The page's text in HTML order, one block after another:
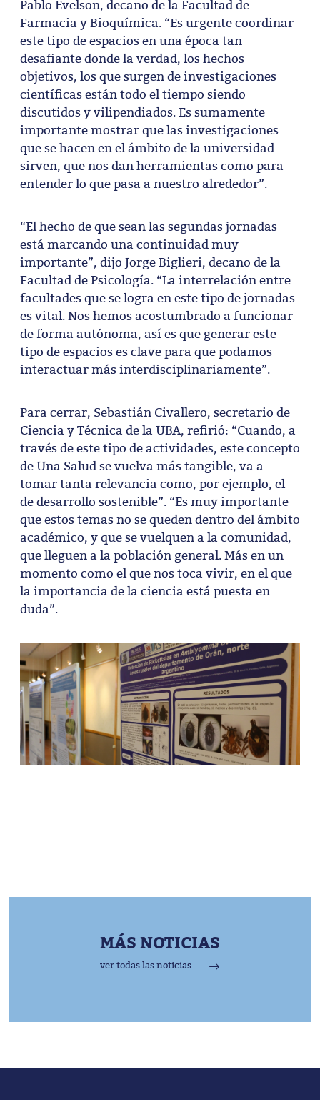
Pablo Evelson, decano de la Facultad de
Farmacia y Bioquímica. “Es urgente coordinar
este tipo de espacios en una época tan
desafiante donde la verdad, los hechos
objetivos, los que surgen de investigaciones
científicas están todo el tiempo siendo
discutidos y vilipendiados. Es sumamente
importante mostrar que las investigaciones
que se hacen en el ámbito de la universidad
sirven, que nos dan herramientas como para
entender lo que pasa a nuestro alrededor”.
“El hecho de que sean las segundas jornadas
está marcando una continuidad muy
importante”, dijo Jorge Biglieri, decano de la
Facultad de Psicología. “La interrelación entre
facultades que se logra en este tipo de jornadas
es vital. Nos hemos acostumbrado a funcionar
de forma autónoma, así es que generar este
tipo de espacios es clave para que podamos
interactuar más interdisciplinariamente”.
Para cerrar, Sebastián Civallero, secretario de
Ciencia y Técnica de la UBA, refirió: “Cuando, a
través de este tipo de actividades, este concepto
de Una Salud se vuelva más tangible, va a
tomar tanta relevancia como, por ejemplo, el
de desarrollo sostenible”. “Es muy importante
que estos temas no se queden dentro del ámbito
académico, y que se vuelquen a la comunidad,
que lleguen a la población general. Más en un
momento como el que nos toca vivir, en el que
la importancia de la ciencia está puesta en
duda”.
MÁS NOTICIAS
ver todas las noticias